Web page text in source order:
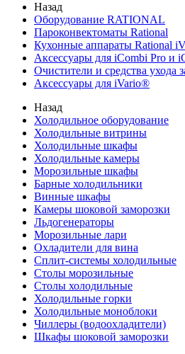
Назад
Оборудование RATIONAL
Пароконвектоматы Rational
Кухонные аппараты Rational
Аксессуары для iCombi Pro и
Очистители и средства ухода
Аксессуары для iVario®
Назад
Холодильное оборудование
Холодильные витрины
Холодильные шкафы
Холодильные камеры
Морозильные шкафы
Барные холодильники
Винные шкафы
Камеры шоковой заморозки
Льдогенераторы
Морозильные лари
Охладители для вина
Сплит-системы холодильные
Столы морозильные
Столы холодильные
Холодильные горки
Холодильные моноблоки
Чиллеры (водоохладители)
Шкафы шоковой заморозки